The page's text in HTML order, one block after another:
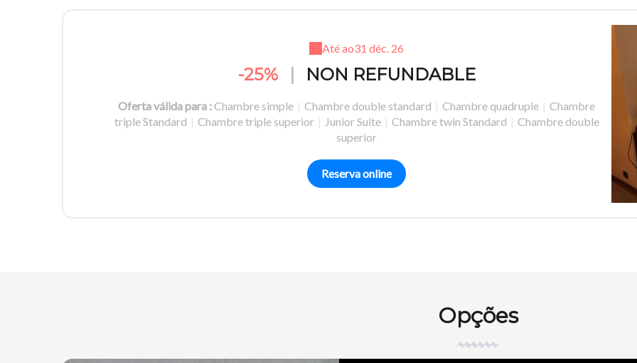
Até ao31 déc. 26
-25% NON REFUNDABLE
Oferta válida para :Chambre simple | Chambre double standard | Chambre quadruple | Chambre
triple Standard | Chambre triple superior | Junior Suite | Chambre twin Standard | Chambre double
superior
Reserva online
Opções